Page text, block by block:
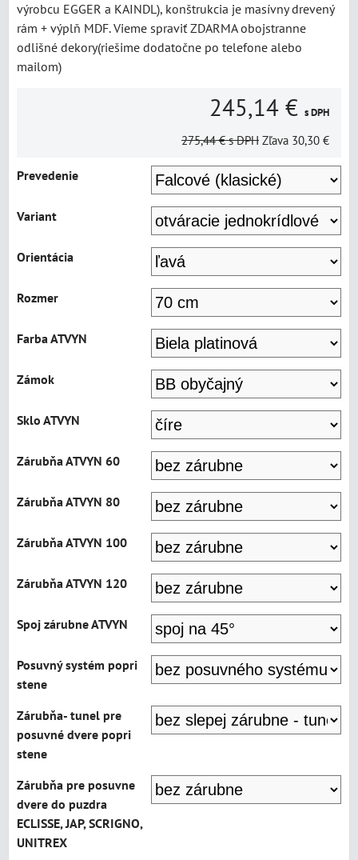
výrobcu EGGER a KAINDL), konštrukcia je masívny drevený
rám + výplň MDF. Vieme spraviť ZDARMA obojstranne
odlišné dekory(riešime dodatočne po telefone alebo
mailom)
245,14 € s DPH
275,44 € s DPH Zľava 30,30 €
Prevedenie
Variant
Orientácia
Rozmer
Farba ATVYN
Zámok
Sklo ATVYN
Zárubňa ATVYN 60
Zárubňa ATVYN 80
Zárubňa ATVYN 100
Zárubňa ATVYN 120
Spoj zárubne ATVYN
Posuvný systém popri
stene
Zárubňa- tunel pre
posuvné dvere popri
stene
Zárubňa pre posuvne
dvere do puzdra
ECLISSE, JAP, SCRIGNO,
UNITREX